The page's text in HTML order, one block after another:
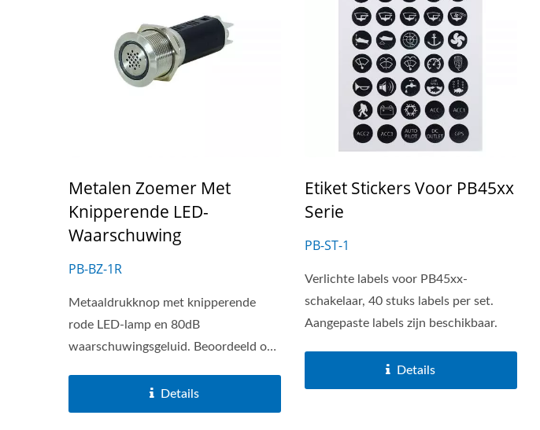
Metalen Zoemer Met
Knipperende LED-
Waarschuwing
PB-BZ-1R
Metaaldrukknop met knipperende
rode LED-lamp en 80dB
waarschuwingsgeluid. Beoordeeld op
Details
Etiket Stickers Voor PB45xx
Serie
PB-ST-1
Verlichte labels voor PB45xx-
schakelaar, 40 stuks labels per set.
Aangepaste labels zijn beschikbaar.
Details